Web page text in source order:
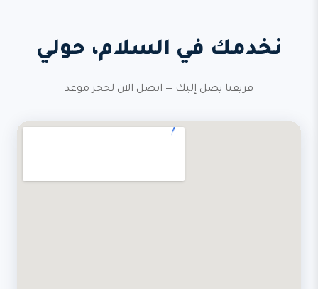
نخدمك في السلام، حولي
فريقنا يصل إليك — اتصل الآن لحجز موعد